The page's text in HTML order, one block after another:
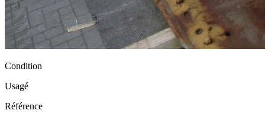
Condition
Usagé
Référence